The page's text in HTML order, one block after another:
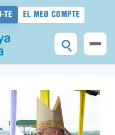
TE EL MEU COMPTE